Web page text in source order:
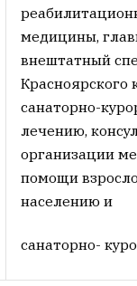
медицины,
внештатный
Красноярского
санаторно-
лечению,
организации
помощи
населению и
санаторно-